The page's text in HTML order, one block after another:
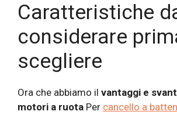
Caratteristiche
considerare
scegliere
Ora che abbiamo il vantaggi e
motori a ruota Per cancello a